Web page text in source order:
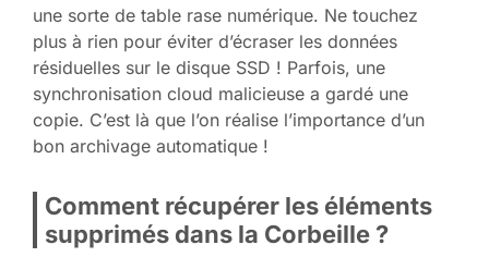
une sorte de table rase numérique. Ne touchez
plus à rien pour éviter d’écraser les données
résiduelles sur le disque SSD ! Parfois, une
synchronisation cloud malicieuse a gardé une
copie. C’est là que l’on réalise l’importance d’un
bon archivage automatique !
Comment récupérer les éléments
supprimés dans la Corbeille ?